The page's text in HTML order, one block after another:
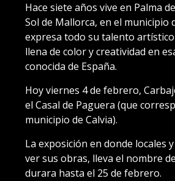
Hace siete años vive en Palma
Sol de Mallorca, en el municipio
expresa todo su talento
llena de color y creatividad en
conocida de España.
Hoy viernes 4 de febrero,
el Casal de Paguera (que
municipio de Calvia).
La exposición en donde locales
ver sus obras, lleva el nombre
durara hasta el 25 de febrero.